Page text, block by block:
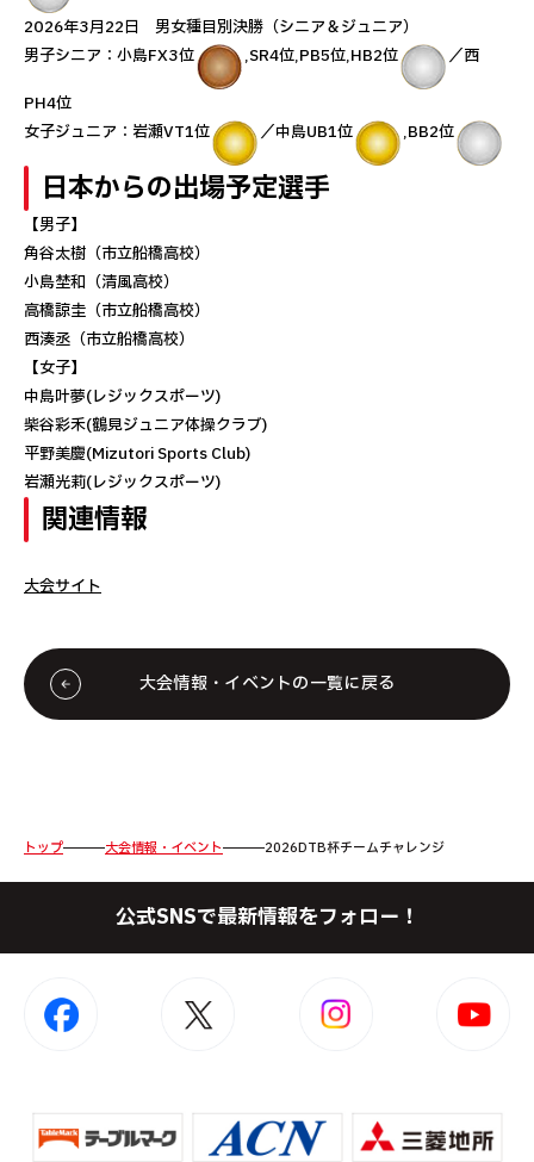
2026年3月22日 男女種目別決勝（シニア＆ジュニア）
男子シニア：小島FX3位
,SR4位,PB5位,HB2位
／西
PH4位
女子ジュニア：岩瀬VT1位
／中島UB1位 ,BB2位
日本からの出場予定選手
【男子】
角谷太樹​（市立船橋高校​）
小島埜和​（清風高校）​
高橋諒圭​（市立船橋高校）​
西湊丞（市立船橋高校）​
【女子】
中島叶夢(レジックスポーツ)
柴谷彩禾(鶴見ジュニア体操クラブ)
平野美慶(Mizutori Sports Club)
岩瀬光莉(レジックスポーツ)
関連情報
大会サイト
大会情報・イベントの一覧に戻る
トップ 大会情報・イベント 2026DTB杯チームチャレンジ
公式SNSで最新情報をフォロー！